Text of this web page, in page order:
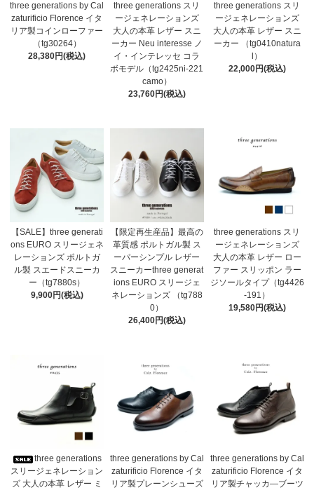
three generations by Cal
zaturificio Florence イタ
リア製コインローファー
（tg30264）
28,380円(税込)
three generations スリ
ージェネレーションズ
大人の本革 レザー スニ
ーカー Neu interesse ノ
イ・インテレッセ コラ
ボモデル（tg2425ni-221
camo）
23,760円(税込)
three generations スリ
ージェネレーションズ
大人の本革 レザー スニ
ーカー （tg0410natura
l）
22,000円(税込)
【SALE】three generati
ons EURO スリージェネ
レーションズ ポルトガ
ル製 スエードスニーカ
ー（tg7880s）
9,900円(税込)
【限定再生産品】最高の
革質感 ポルトガル製 ス
ーパーシンプル レザー
スニーカーthree generat
ions EURO スリージェ
ネレーションズ （tg788
0）
26,400円(税込)
three generations スリ
ージェネレーションズ
大人の本革 レザー ロー
ファー スリッポン ラー
ジソールタイプ（tg4426
-191）
19,580円(税込)
three generations
スリージェネレーション
ズ 大人の本革 レザー ミ
three generations by Cal
zaturificio Florence イタ
リア製プレーンシューズ
three generations by Cal
zaturificio Florence イタ
リア製チャッカ―ブーツ